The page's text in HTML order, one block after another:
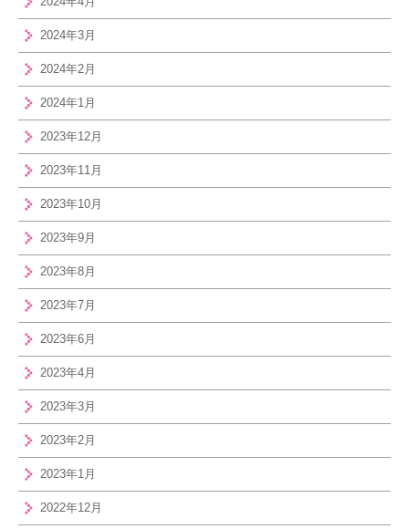
2024年3月
2024年2月
2024年1月
2023年12月
2023年11月
2023年10月
2023年9月
2023年8月
2023年7月
2023年6月
2023年4月
2023年3月
2023年2月
2023年1月
2022年12月